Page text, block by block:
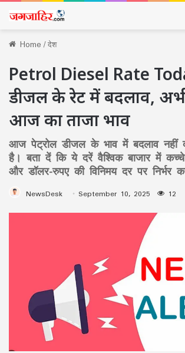
Home/देश
Petrol Diesel Rate
डीजल के रेट में बदलाव,
आज का ताजा भाव
आज पेट्रोल डीजल के भाव में बदलाव नहीं
है। बता दें कि ये दरें वैश्विक बाजार में
और डॉलर-रुपए की विनिमय दर पर निर्भर
NewsDesk September 10, 2025 12